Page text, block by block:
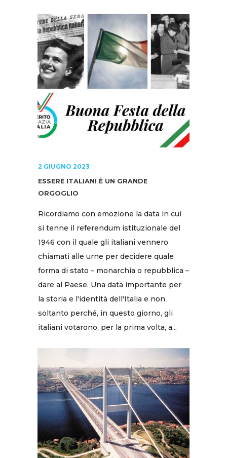
2 GIUGNO 2023
ESSERE ITALIANI È UN GRANDE
ORGOGLIO
Ricordiamo con emozione la data in cui
si tenne il referendum istituzionale del
1946 con il quale gli italiani vennero
chiamati alle urne per decidere quale
forma di stato – monarchia o repubblica –
dare al Paese. Una data importante per
la storia e l'identità dell'Italia e non
soltanto perché, in questo giorno, gli
italiani votarono, per la prima volta, a...